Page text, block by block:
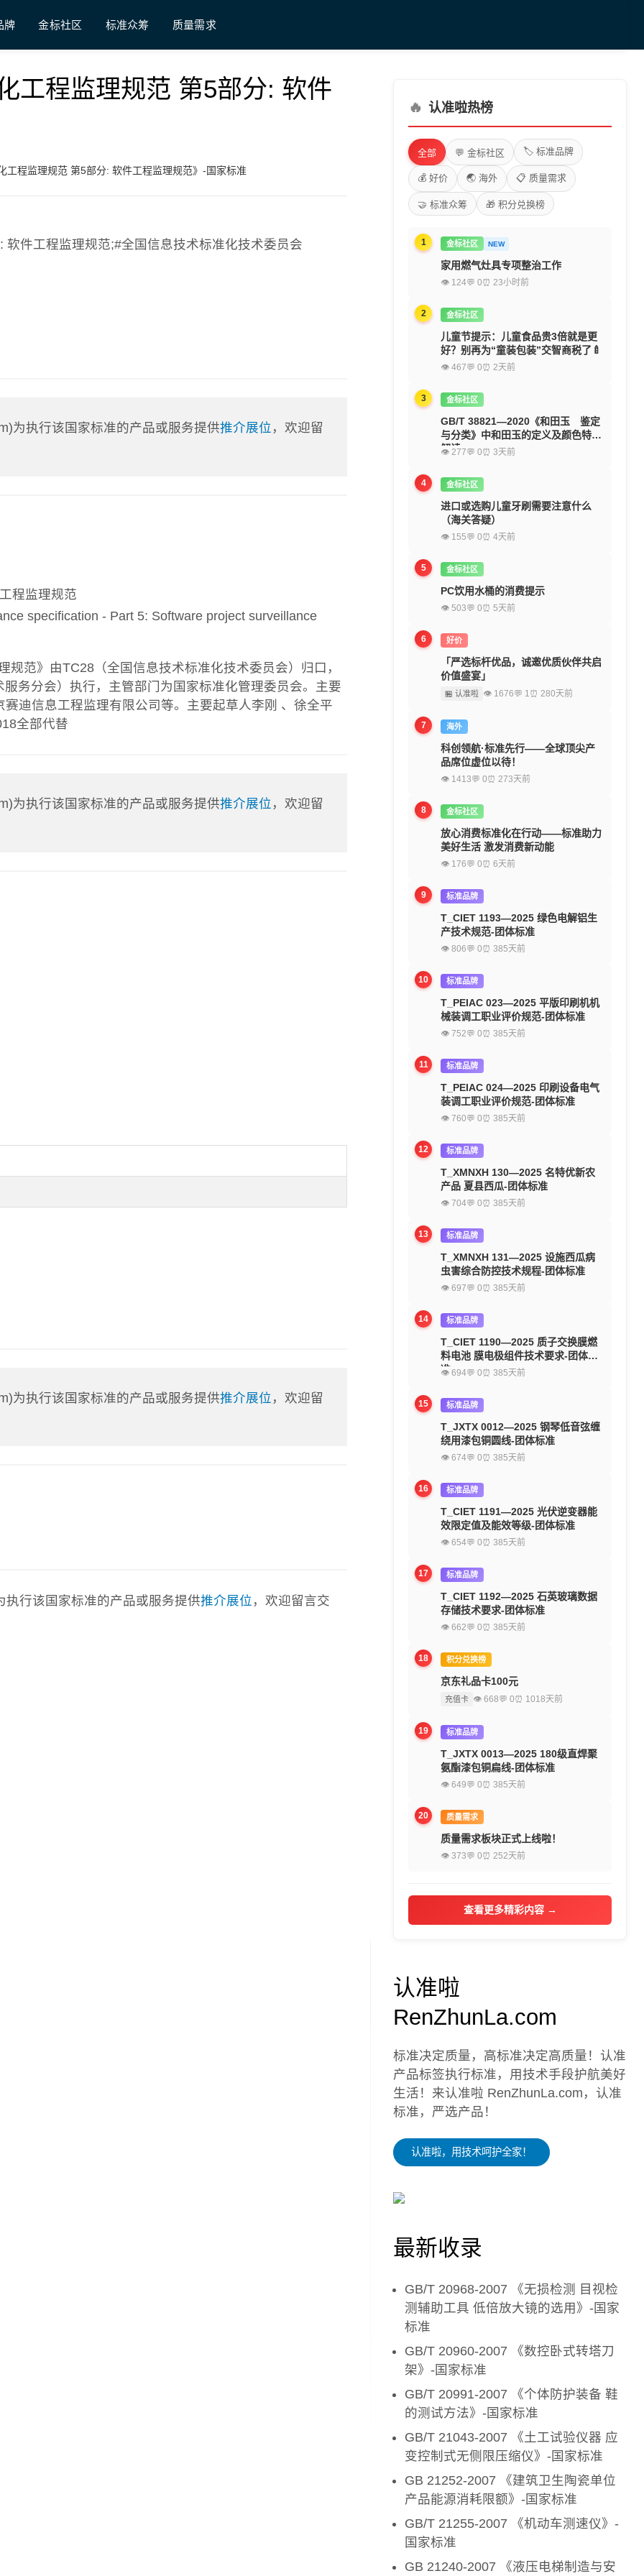
牌 金标社区 标准众筹 质量需求
工程监理规范 第5部分: 软件
工程监理规范 第5部分: 软件工程监理规范》-国家标准
件工程监理规范;#全国信息技术标准化技术委员会
为执行该国家标准的产品或服务提供推介展位 ，欢迎留
程监理规范
specification - Part 5: Software project surveillance
范》由TC28（全国信息技术标准化技术委员会）归口，
务分会）执行，主管部门为国家标准化管理委员会。主要
迪信息工程监理有限公司等。主要起草人李刚 、徐全平
全部代替
为执行该国家标准的产品或服务提供推介展位 ，欢迎留
为执行该国家标准的产品或服务提供推介展位 ，欢迎留
行该国家标准的产品或服务提供推介展位 ，欢迎留言交
🔥 认准啦热榜
全部 💬 金标社区 🏷️ 标准品牌
💰 好价 🌏 海外 📋 质量需求
🤝 标准众筹 🎁 积分兑换榜
1 金标社区 NEW
家用燃气灶具专项整治工作
👁 124💬 0⏰ 23小时前
2 金标社区
儿童节提示：儿童食品贵3倍就是更
好？别再为“童装包装”交智商税了🍼
👁 467💬 0⏰ 2天前
3 金标社区
GB/T 38821—2020《和田玉 鉴定
与分类》中和田玉的定义及颜色特征
解读
👁 277💬 0⏰ 3天前
4 金标社区
进口或选购儿童牙刷需要注意什么
（海关答疑）
👁 155💬 0⏰ 4天前
5 金标社区
PC饮用水桶的消费提示
👁 503💬 0⏰ 5天前
6 好价
「严选标杆优品，诚邀优质伙伴共启
价值盛宴」
🏪 认准啦 👁 1676💬 1⏰ 280天前
7 海外
科创领航·标准先行——全球顶尖产
品席位虚位以待！
👁 1413💬 0⏰ 273天前
8 金标社区
放心消费标准化在行动——标准助力
美好生活 激发消费新动能
👁 176💬 0⏰ 6天前
9 标准品牌
T_CIET 1193—2025 绿色电解铝生
产技术规范-团体标准
👁 806💬 0⏰ 385天前
10 标准品牌
T_PEIAC 023—2025 平版印刷机机
械装调工职业评价规范-团体标准
👁 752💬 0⏰ 385天前
11 标准品牌
T_PEIAC 024—2025 印刷设备电气
装调工职业评价规范-团体标准
👁 760💬 0⏰ 385天前
12 标准品牌
T_XMNXH 130—2025 名特优新农
产品 夏县西瓜-团体标准
👁 704💬 0⏰ 385天前
13 标准品牌
T_XMNXH 131—2025 设施西瓜病
虫害综合防控技术规程-团体标准
👁 697💬 0⏰ 385天前
14 标准品牌
T_CIET 1190—2025 质子交换膜燃
料电池 膜电极组件技术要求-团体标
准
👁 694💬 0⏰ 385天前
15 标准品牌
T_JXTX 0012—2025 钢琴低音弦缠
绕用漆包铜圆线-团体标准
👁 674💬 0⏰ 385天前
16 标准品牌
T_CIET 1191—2025 光伏逆变器能
效限定值及能效等级-团体标准
👁 654💬 0⏰ 385天前
17 标准品牌
T_CIET 1192—2025 石英玻璃数据
存储技术要求-团体标准
👁 662💬 0⏰ 385天前
18 积分兑换榜
京东礼品卡100元
充值卡 👁 668💬 0⏰ 1018天前
19 标准品牌
T_JXTX 0013—2025 180级直焊聚
氨酯漆包铜扁线-团体标准
👁 649💬 0⏰ 385天前
20 质量需求
质量需求板块正式上线啦！
👁 373💬 0⏰ 252天前
查看更多精彩内容 →
认准啦
RenZhunLa.com
标准决定质量，高标准决定高质量！认准
产品标签执行标准，用技术手段护航美好
生活！来认准啦 RenZhunLa.com，认准
标准，严选产品！
认准啦，用技术呵护全家！
最新收录
GB/T 20968-2007 《无损检测 目视检
测辅助工具 低倍放大镜的选用》-国家
标准
GB/T 20960-2007 《数控卧式转塔刀
架》-国家标准
GB/T 20991-2007 《个体防护装备 鞋
的测试方法》-国家标准
GB/T 21043-2007 《土工试验仪器 应
变控制式无侧限压缩仪》-国家标准
GB 21252-2007 《建筑卫生陶瓷单位
产品能源消耗限额》-国家标准
GB/T 21255-2007 《机动车测速仪》-
国家标准
GB 21240-2007 《液压电梯制造与安